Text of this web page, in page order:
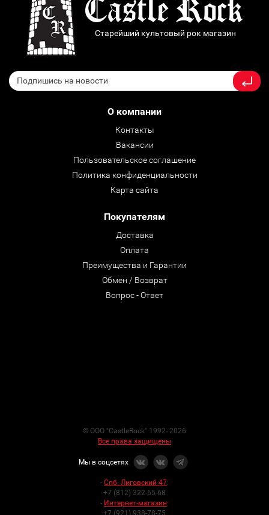
Старейший культовый рок магазин
О компании
Контакты
Вакансии
Пользовательское соглашение
Политика конфиденциальности
Карта сайта
Покупателям
Доставка
Оплата
Преимущества и Гарантии
Обмен / Возврат
Вопрос - Ответ
© ООО "CastleRock" 1992- 2026
Все права защищены
Мы в соцсетях
- Спб. Лиговский 47:
+7 (812) 322-65-68
- Интернет-магазин: